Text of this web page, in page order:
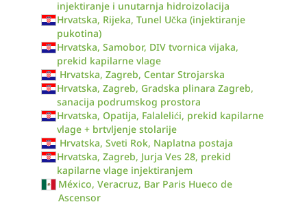
injektiranje i unutarnja hidroizolacija
Hrvatska, Rijeka, Tunel Učka (injektiranje
pukotina)
Hrvatska, Samobor, DIV tvornica vijaka,
prekid kapilarne vlage
Hrvatska, Zagreb, Centar Strojarska
Hrvatska, Zagreb, Gradska plinara Zagreb,
sanacija podrumskog prostora
Hrvatska, Opatija, Falalelići, prekid kapilarne
vlage + brtvljenje stolarije
Hrvatska, Sveti Rok, Naplatna postaja
Hrvatska, Zagreb, Jurja Ves 28, prekid
kapilarne vlage injektiranjem
México, Veracruz, Bar Paris Hueco de
Ascensor